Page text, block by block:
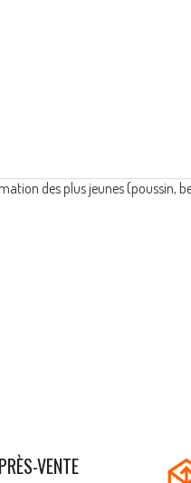
des plus jeunes
VENTE